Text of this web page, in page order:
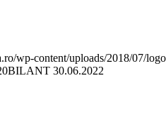
wp-content/uploads/2018/07/
BILANT 30.06.2022